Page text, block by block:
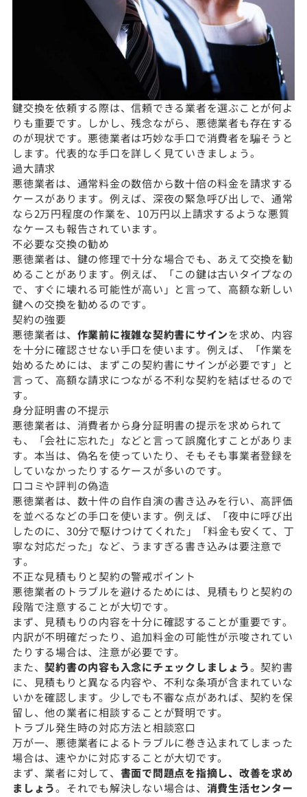
鍵交換を依頼する際は、信頼できる業者を選ぶことが何よ
りも重要です。しかし、残念ながら、悪徳業者も存在する
のが現状です。悪徳業者は巧妙な手口で消費者を騙そうと
します。代表的な手口を詳しく見ていきましょう。
過大請求
悪徳業者は、通常料金の数倍から数十倍の料金を請求する
ケースがあります。例えば、深夜の緊急呼び出しで、通常
なら2万円程度の作業を、10万円以上請求するような悪質
なケースも報告されています。
不必要な交換の勧め
悪徳業者は、鍵の修理で十分な場合でも、あえて交換を勧
めることがあります。例えば、「この鍵は古いタイプなの
で、すぐに壊れる可能性が高い」と言って、高額な新しい
鍵への交換を勧めるのです。
契約の強要
悪徳業者は、 作業前に複雑な契約書にサインを求め、内容
を十分に確認させない手口を使います。例えば、「作業を
始めるためには、まずこの契約書にサインが必要です」と
言って、高額な請求につながる不利な契約を結ばせるので
す。
身分証明書の不提示
悪徳業者は、消費者から身分証明書の提示を求められて
も、「会社に忘れた」などと言って誤魔化すことがありま
す。本当は、偽名を使っていたり、そもそも事業者登録を
していなかったりするケースが多いのです。
口コミや評判の偽造
悪徳業者は、数十件の自作自演の書き込みを行い、高評価
を並べるなどの手口を使います。例えば、「夜中に呼び出
したのに、30分で駆けつけてくれた」「料金も安くて、丁
寧な対応だった」など、うますぎる書き込みは要注意で
す。
不正な見積もりと契約の警戒ポイント
悪徳業者のトラブルを避けるためには、見積もりと契約の
段階で注意することが大切です。
まず、見積もりの内容を十分に確認することが重要です。
内訳が不明確だったり、追加料金の可能性が示唆されてい
たりする場合は、注意が必要です。
また、契約書の内容も入念にチェックしましょう。契約書
に、見積もりと異なる内容や、不利な条項が含まれていな
いかを確認します。少しでも不審な点があれば、契約を保
留し、他の業者に相談することが賢明です。
トラブル発生時の対応方法と相談窓口
万が一、悪徳業者によるトラブルに巻き込まれてしまった
場合は、速やかに対応することが大切です。
まず、業者に対して、 書面で問題点を指摘し、改善を求め
ましょう。それでも解決しない場合は、 消費生活センター